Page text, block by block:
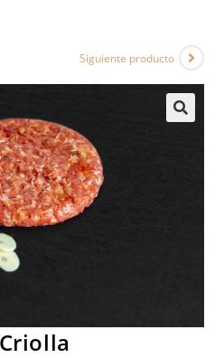
Siguiente producto